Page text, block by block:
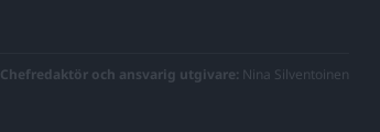
Chefredaktör och ansvarig utgivare: Nina Silventoinen